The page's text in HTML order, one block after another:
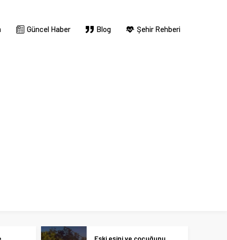
Güncel Haber Blog Şehir Rehberi
Eski eşini ve çocuğunu